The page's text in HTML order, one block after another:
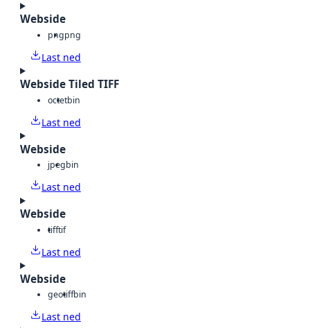
Webside
pngpng
Last ned
Webside Tiled TIFF
octetbin
Last ned
Webside
jpegbin
Last ned
Webside
tifftif
Last ned
Webside
geotiffbin
Last ned